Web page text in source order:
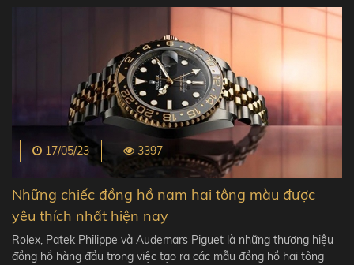
17/05/23 3397
Những chiếc đồng hồ nam hai tông màu được
yêu thích nhất hiện nay
Rolex, Patek Philippe và Audemars Piguet là những thương hiệu
đồng hồ hàng đầu trong việc tạo ra các mẫu đồng hồ hai tông